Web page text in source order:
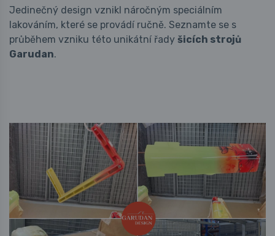
Jedinečný design vznikl náročným speciálním
lakováním, které se provádí ručně. Seznamte se s
průběhem vzniku této unikátní řady šicích strojů
Garudan.